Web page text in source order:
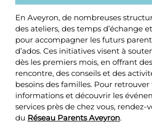
En Aveyron, de nombreuses
des ateliers, des temps d’échange
pour accompagner les futurs
d’ados. Ces initiatives visent à
dès les premiers mois, en offrant
rencontre, des conseils et des
besoins des familles. Pour retrouver
informations et découvrir les
services près de chez vous, rendez-
du Réseau Parents Aveyron.